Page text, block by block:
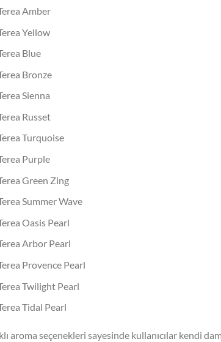
Amber
Yellow
Blue
Bronze
Sienna
Russet
Turquoise
Purple
Green Zing
Summer Wave
Oasis Pearl
Arbor Pearl
Provence Pearl
Twilight Pearl
Tidal Pearl
aroma seçenekleri sayesinde kullanıcılar kendi